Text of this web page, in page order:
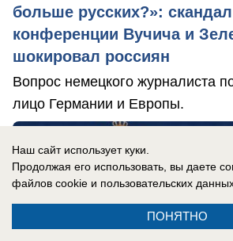
больше русских?»:
конференции Вучича и
шокировал россиян
Вопрос немецкого журналиста
лицо Германии и Европы.
Наш сайт использует куки.
Продолжая его использовать, вы даете
файлов cookie и пользовательских
ПОНЯТНО